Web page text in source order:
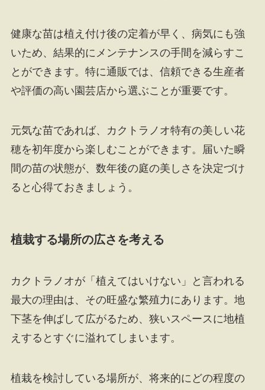
健康な苗は植え付け後の定着が早く、病気にも強
いため、結果的にメンテナンスの手間を減らすこ
とができます。特に通販では、信頼できる生産者
や評価の高い園芸店から選ぶことが重要です。
元気な苗であれば、カクトラノオ特有の美しい花
穂を初年度から楽しむことができます。届いた瞬
間の苗の状態が、数年後の庭の美しさを決定づけ
ると心得ておきましょう。
植栽する場所の広さを考える
カクトラノオが「植えてはいけない」と言われる
最大の理由は、その旺盛な繁殖力にあります。地
下茎を伸ばして広がるため、狭いスペースに地植
えするとすぐに溢れてしまいます。
植栽を検討している場所が、将来的にどの程度の